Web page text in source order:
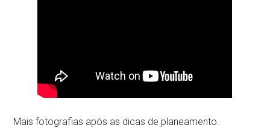
Mais fotografias após as dicas de planeamento.